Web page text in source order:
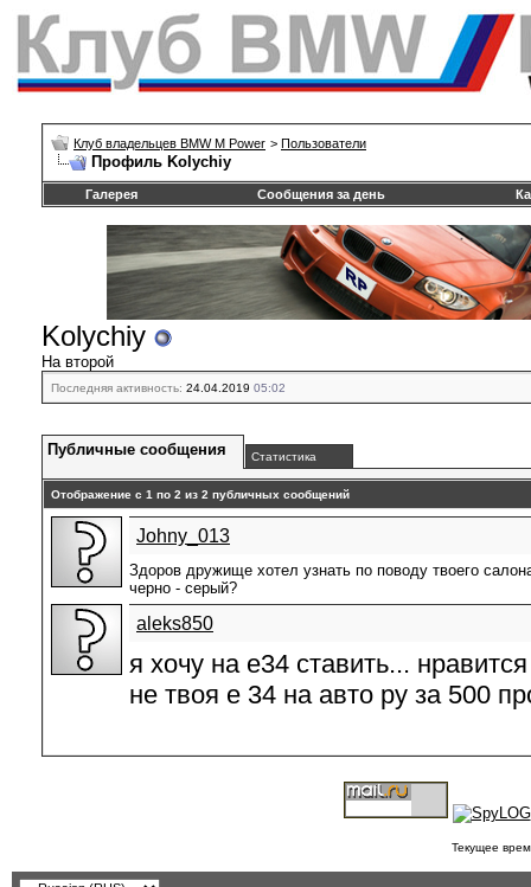
Клуб владельцев BMW M Power > Пользователи
Профиль Kolychiy
Галерея Сообщения за день
Kolychiy
На второй
Последняя активность: 24.04.2019 05:02
Публичные сообщения Статистика
Отображение с 1 по 2 из 2 публичных сообщений
Johny_013
Здоров дружище хотел узнать по поводу твоего
черно - серый?
aleks850
я хочу на е34 ставить...
не твоя е 34 на авто ру за 500
Текущее